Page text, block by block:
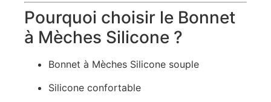
Pourquoi choisir le Bonnet
à Mèches Silicone ?
Bonnet à Mèches Silicone souple
Silicone confortable